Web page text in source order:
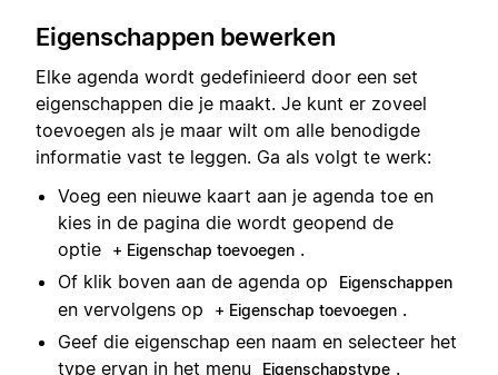
Eigenschappen bewerken
Elke agenda wordt gedefinieerd door een set
eigenschappen die je maakt. Je kunt er zoveel
toevoegen als je maar wilt om alle benodigde
informatie vast te leggen. Ga als volgt te werk:
Voeg een nieuwe kaart aan je agenda toe en
kies in de pagina die wordt geopend de
optie
+ Eigenschap toevoegen .
Of klik boven aan de agenda op
Eigenschappen
en vervolgens op + Eigenschap toevoegen .
Geef die eigenschap een naam en selecteer het
type ervan in het menu
Eigenschapstype .